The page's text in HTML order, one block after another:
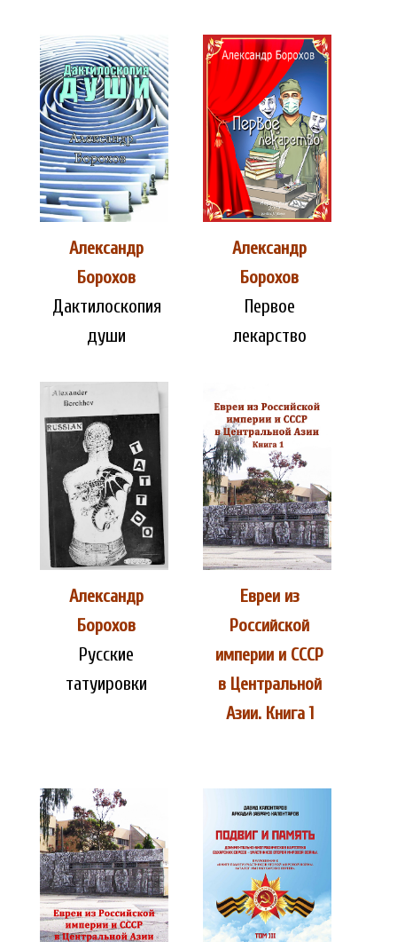
Александр
Борохов
Дактилоскопия
души
Александр
Борохов
Первое
лекарство
Александр
Борохов
Русские
татуировки
Евреи из
Российской
империи и СССР
в Центральной
Азии. Книга 1